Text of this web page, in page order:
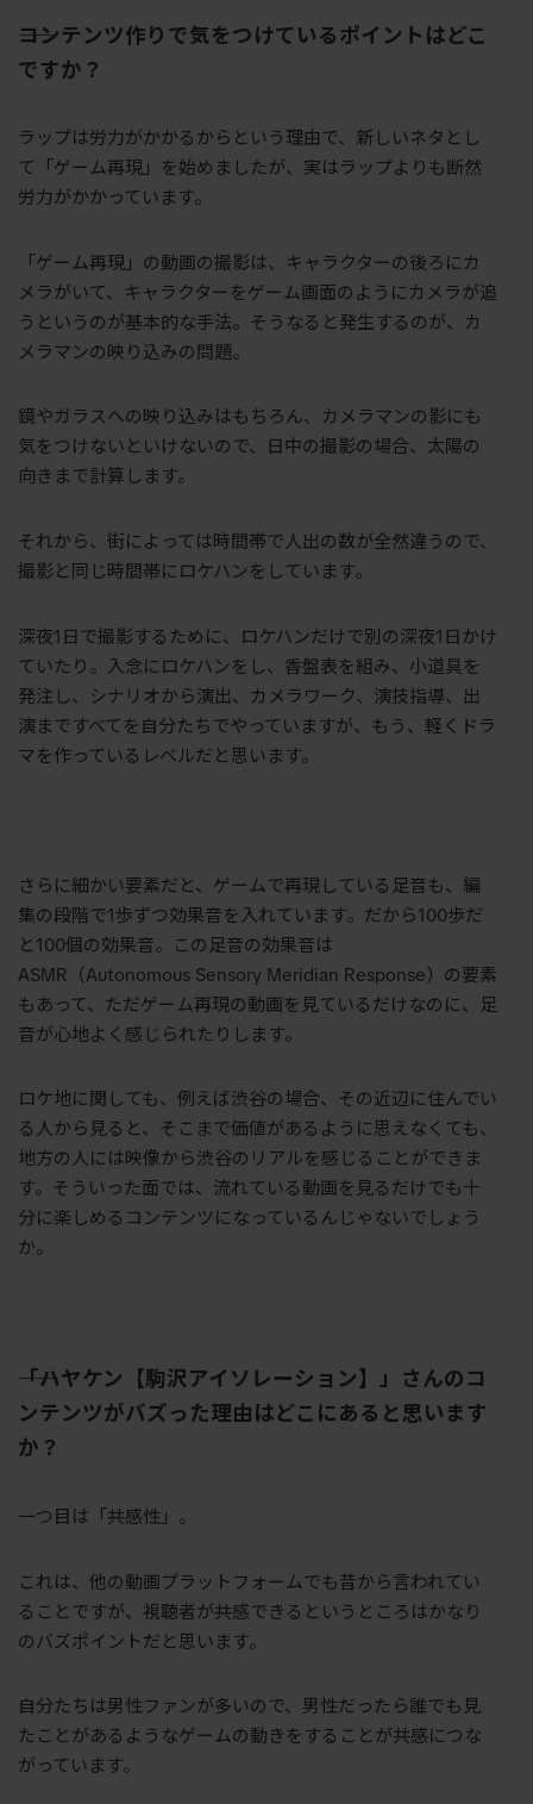
――コンテンツ作りで気をつけているポイントはどこ
ですか？
ラップは労力がかかるからという理由で、新しいネタとし
て「ゲーム再現」を始めましたが、実はラップよりも断然
労力がかかっています。
「ゲーム再現」の動画の撮影は、キャラクターの後ろにカ
メラがいて、キャラクターをゲーム画面のようにカメラが追
うというのが基本的な手法。そうなると発生するのが、カ
メラマンの映り込みの問題。
鏡やガラスへの映り込みはもちろん、カメラマンの影にも
気をつけないといけないので、日中の撮影の場合、太陽の
向きまで計算します。
それから、街によっては時間帯で人出の数が全然違うので、
撮影と同じ時間帯にロケハンをしています。
深夜1 日で撮影するために、ロケハンだけで別の深夜1 日かけ
ていたり。入念にロケハンをし、香盤表を組み、小道具を
発注し、シナリオから演出、カメラワーク、演技指導、出
演まですべてを自分たちでやっていますが、もう、軽くドラ
マを作っているレベルだと思います。
さらに細かい要素だと、ゲームで再現している足音も、編
集の段階で1 歩ずつ効果音を入れています。だから 100歩だ
と 100個の効果音。この足音の効果音は
ASMR （Autonomous Sensory Meridian Response） の要素
もあって、ただゲーム再現の動画を見ているだけなのに、足
音が心地よく感じられたりします。
ロケ地に関しても、例えば渋谷の場合、その近辺に住んでい
る人から見ると、そこまで価値があるように思えなくても、
地方の人には映像から渋谷のリアルを感じることができま
す。そういった面では、流れている動画を見るだけでも十
分に楽しめるコンテンツになっているんじゃないでしょう
か。
――「ハヤケン【駒沢アイソレーション】」さんのコ
ンテンツがバズった理由はどこにあると思います
か？
一つ目は「共感性」。
これは、他の動画プラットフォームでも昔から言われてい
ることですが、視聴者が共感できるというところはかなり
のバズポイントだと思います。
自分たちは男性ファンが多いので、男性だったら誰でも見
たことがあるようなゲームの動きをすることが共感につな
がっています。